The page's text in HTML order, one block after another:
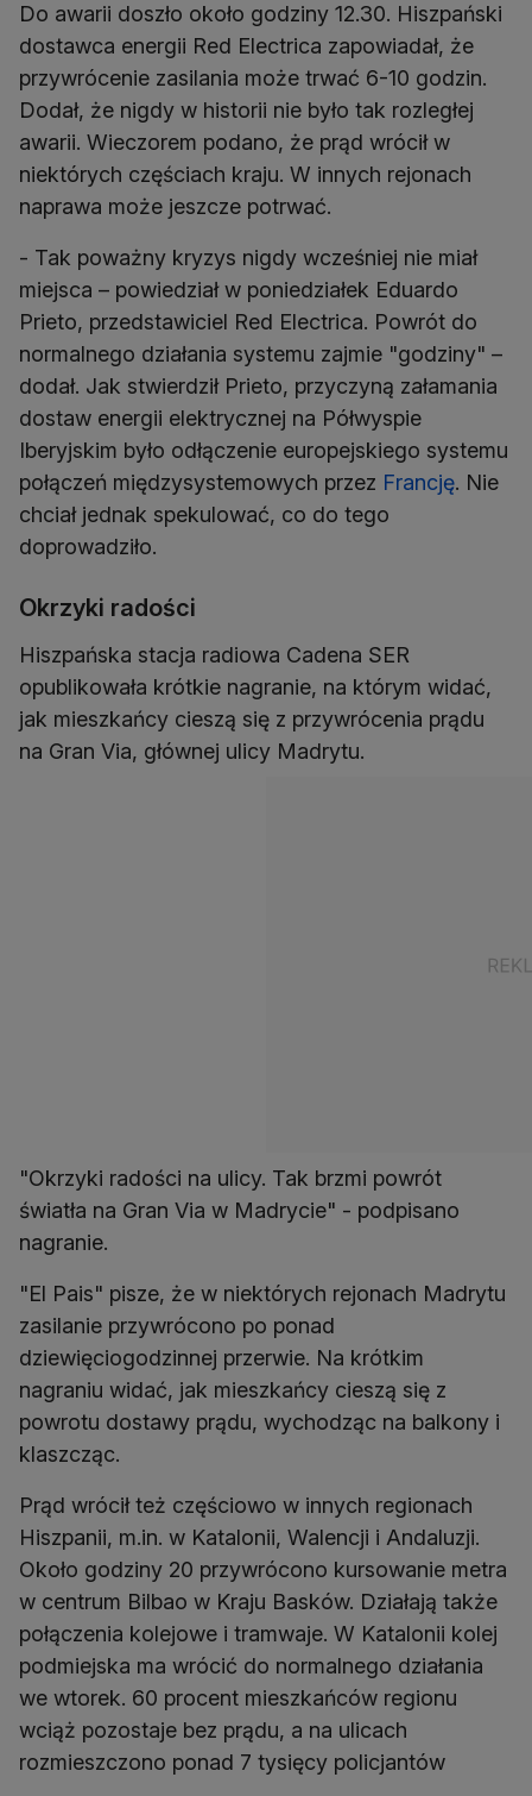
Do awarii doszło około godziny 12.30. Hiszpański
dostawca energii Red Electrica zapowiadał, że
przywrócenie zasilania może trwać 6-10 godzin.
Dodał, że nigdy w historii nie było tak rozległej
awarii. Wieczorem podano, że prąd wrócił w
niektórych częściach kraju. W innych rejonach
naprawa może jeszcze potrwać.
- Tak poważny kryzys nigdy wcześniej nie miał
miejsca – powiedział w poniedziałek Eduardo
Prieto, przedstawiciel Red Electrica. Powrót do
normalnego działania systemu zajmie "godziny" –
dodał. Jak stwierdził Prieto, przyczyną załamania
dostaw energii elektrycznej na Półwyspie
Iberyjskim było odłączenie europejskiego systemu
połączeń międzysystemowych przez Francję. Nie
chciał jednak spekulować, co do tego
doprowadziło.
Okrzyki radości
Hiszpańska stacja radiowa Cadena SER
opublikowała krótkie nagranie, na którym widać,
jak mieszkańcy cieszą się z przywrócenia prądu
na Gran Via, głównej ulicy Madrytu.
"Okrzyki radości na ulicy. Tak brzmi powrót
światła na Gran Via w Madrycie" - podpisano
nagranie.
"El Pais" pisze, że w niektórych rejonach Madrytu
zasilanie przywrócono po ponad
dziewięciogodzinnej przerwie. Na krótkim
nagraniu widać, jak mieszkańcy cieszą się z
powrotu dostawy prądu, wychodząc na balkony i
klaszcząc.
Prąd wrócił też częściowo w innych regionach
Hiszpanii, m.in. w Katalonii, Walencji i Andaluzji.
Około godziny 20 przywrócono kursowanie metra
w centrum Bilbao w Kraju Basków. Działają także
połączenia kolejowe i tramwaje. W Katalonii kolej
podmiejska ma wrócić do normalnego działania
we wtorek. 60 procent mieszkańców regionu
wciąż pozostaje bez prądu, a na ulicach
rozmieszczono ponad 7 tysięcy policjantów